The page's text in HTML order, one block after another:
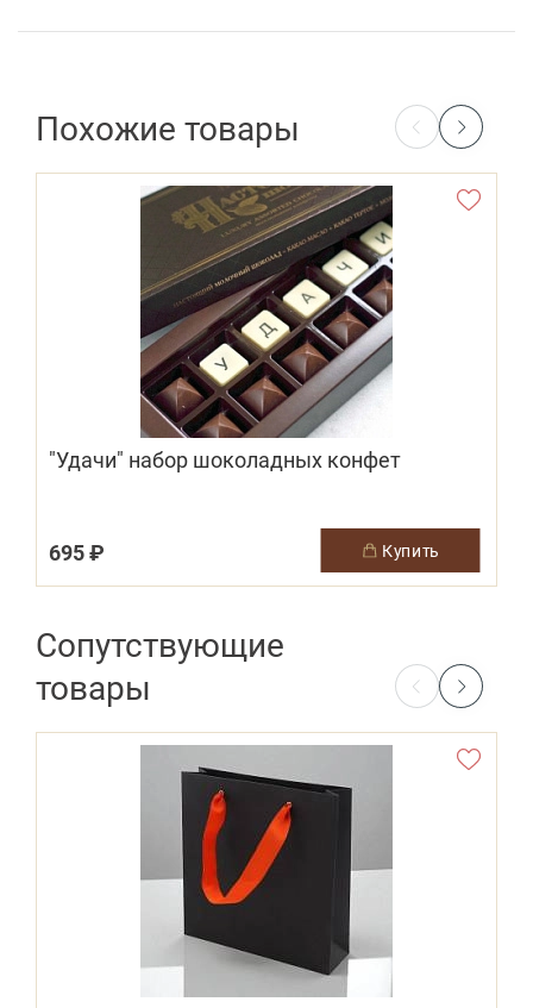
Похожие товары
"Удачи" набор шоколадных конфет
695 ₽ купить
Сопутствующие
товары